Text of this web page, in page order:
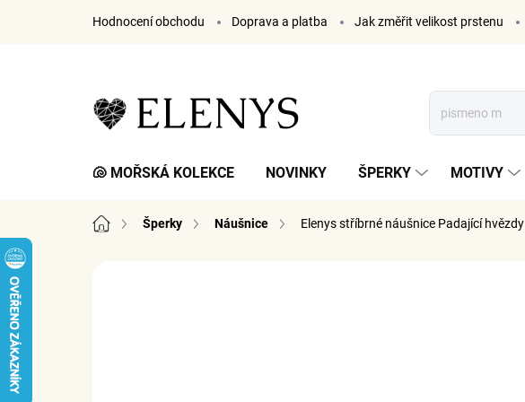
Hodnocení obchodu Doprava a platba Jak změřit velikost prstenu
🐚 MOŘSKÁ KOLEKCE NOVINKY ŠPERKY MOTIVY
Domů Šperky Náušnice Elenys stříbrné náušnice Padající hvězdy